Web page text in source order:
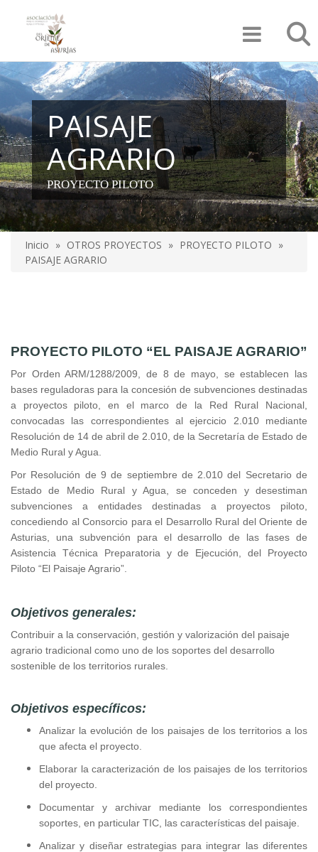
contenido
PAISAJE
AGRARIO
PROYECTO PILOTO
Sobrescribir
ayuda
a
la
navegación
Inicio OTROS PROYECTOS
PROYECTO PILOTO
PAISAJE AGRARIO
PROYECTO PILOTO “EL PAISAJE AGRARIO”
Por Orden ARM/1288/2009, de 8 de mayo, se establecen las
bases reguladoras para la concesión de subvenciones destinadas
a proyectos piloto, en el marco de la Red Rural Nacional,
convocadas las correspondientes al ejercicio 2.010 mediante
Resolución de 14 de abril de 2.010, de la Secretaría de Estado de
Medio Rural y Agua.
Por Resolución de 9 de septiembre de 2.010 del Secretario de
Estado de Medio Rural y Agua, se conceden y desestiman
subvenciones a entidades destinadas a proyectos piloto,
concediendo al Consorcio para el Desarrollo Rural del Oriente de
Asturias, una subvención para el desarrollo de las fases de
Asistencia Técnica Preparatoria y de Ejecución, del Proyecto
Piloto “El Paisaje Agrario”.
Objetivos generales:
Contribuir a la conservación, gestión y valorización del paisaje
agrario tradicional como uno de los soportes del desarrollo
sostenible de los territorios rurales.
Objetivos específicos:
Analizar la evolución de los paisajes de los territorios a los
que afecta el proyecto.
Elaborar la caracterización de los paisajes de los territorios
del proyecto.
Documentar y archivar mediante los correspondientes
soportes, en particular TIC, las características del paisaje.
Analizar y diseñar estrategias para integrar las diferentes